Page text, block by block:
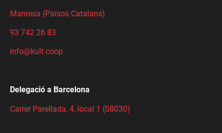
Manresa (Països Catalans)
93 742 26 83
info@kult.coop
Delegació a Barcelona
Carrer Parellada, 4, local 1 (08030)